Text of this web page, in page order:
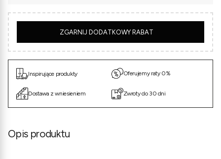
ZGARNIJ DODATKOWY RABAT
Inspirujące produkty
Dostawa z wniesieniem
Oferujemy raty 0%
Zwroty do 30 dni
Opis produktu